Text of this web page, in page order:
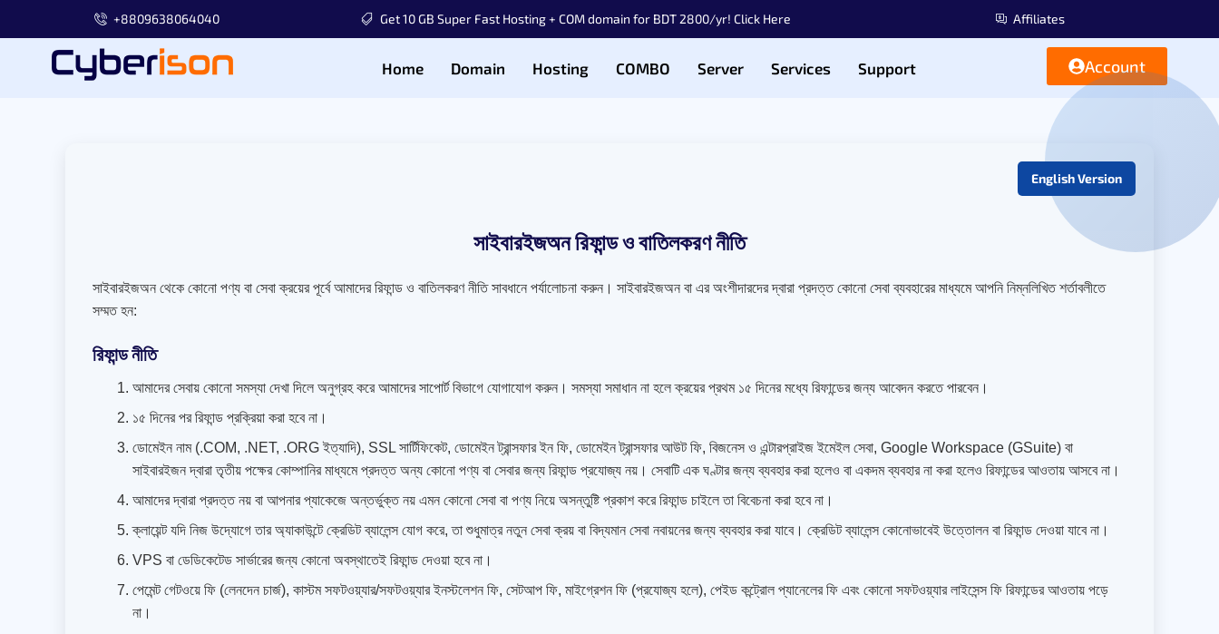
+8809638064040 Get 10 GB Super Fast Hosting + COM domain for BDT 2800/yr! Click Here Affiliates
Home Domain Hosting COMBO Server Services Support Account
English Version
সাইবারইজঅন রিফান্ড ও বাতিলকরণ নীতি
সাইবারইজঅন থেকে কোনো পণ্য বা সেবা ক্রয়ের পূর্বে আমাদের রিফান্ড ও বাতিলকরণ নীতি সাবধানে পর্যালোচনা করুন। সাইবারইজঅন বা এর অংশীদারদের দ্বারা প্রদত্ত কোনো সেবা ব্যবহারের মাধ্যমে আপনি নিম্নলিখিত শর্তাবলীতে
সম্মত হন:
রিফান্ড নীতি
আমাদের সেবায় কোনো সমস্যা দেখা দিলে অনুগ্রহ করে আমাদের সাপোর্ট বিভাগে যোগাযোগ করুন। সমস্যা সমাধান না হলে ক্রয়ের প্রথম ১৫ দিনের মধ্যে রিফান্ডের জন্য আবেদন করতে পারবেন।
১৫ দিনের পর রিফান্ড প্রক্রিয়া করা হবে না।
ডোমেইন নাম (.COM, .NET, .ORG ইত্যাদি), SSL সার্টিফিকেট, ডোমেইন ট্রান্সফার ইন ফি, ডোমেইন ট্রান্সফার আউট ফি, বিজনেস ও এন্টারপ্রাইজ ইমেইল সেবা, Google Workspace (GSuite) বা
সাইবারইজন দ্বারা তৃতীয় পক্ষের কোম্পানির মাধ্যমে প্রদত্ত অন্য কোনো পণ্য বা সেবার জন্য রিফান্ড প্রযোজ্য নয়। সেবাটি এক ঘণ্টার জন্য ব্যবহার করা হলেও বা একদম ব্যবহার না করা হলেও রিফান্ডের আওতায় আসবে না।
আমাদের দ্বারা প্রদত্ত নয় বা আপনার প্যাকেজে অন্তর্ভুক্ত নয় এমন কোনো সেবা বা পণ্য নিয়ে অসন্তুষ্টি প্রকাশ করে রিফান্ড চাইলে তা বিবেচনা করা হবে না।
ক্লায়েন্ট যদি নিজ উদ্যোগে তার অ্যাকাউন্টে ক্রেডিট ব্যালেন্স যোগ করে, তা শুধুমাত্র নতুন সেবা ক্রয় বা বিদ্যমান সেবা নবায়নের জন্য ব্যবহার করা যাবে। ক্রেডিট ব্যালেন্স কোনোভাবেই উত্তোলন বা রিফান্ড দেওয়া যাবে না।
VPS বা ডেডিকেটেড সার্ভারের জন্য কোনো অবস্থাতেই রিফান্ড দেওয়া হবে না।
পেমেন্ট গেটওয়ে ফি (লেনদেন চার্জ), কাস্টম সফটওয়্যার/সফটওয়্যার ইনস্টলেশন ফি, সেটআপ ফি, মাইগ্রেশন ফি (প্রযোজ্য হলে), পেইড কন্ট্রোল প্যানেলের ফি এবং কোনো সফটওয়্যার লাইসেন্স ফি রিফান্ডের আওতায় পড়ে
না।